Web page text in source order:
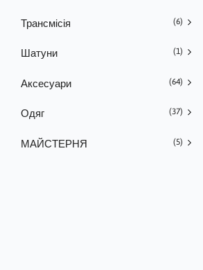
Трансмісія (6)
Шатуни (1)
Аксесуари (64)
Одяг (37)
МАЙСТЕРНЯ (5)